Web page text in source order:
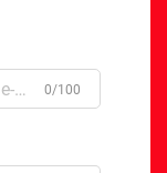
0/100